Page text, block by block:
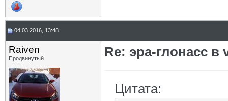
04.03.2016, 13:48
Raiven
Продвинутый Re: эра-глонасс в
Цитата: